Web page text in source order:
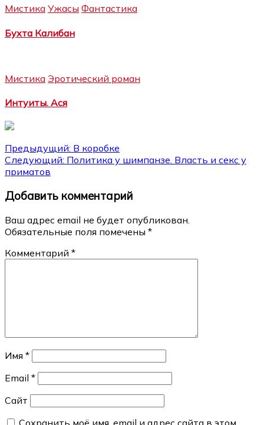
Мистика Ужасы Фантастика
Бухта Калибан
Мистика Эротический роман
Интуиты. Ася
Навигация
по
записям
Предыдущий: В коробке
Следующий: Политика у шимпанзе. Власть и секс у
приматов
Добавить комментарий
Ваш адрес email не будет опубликован.
Обязательные поля помечены *
Комментарий *
Имя *
Email *
Сайт
Сохранить моё имя, email и адрес сайта в этом